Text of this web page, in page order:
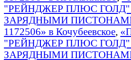
"РЕЙНДЖЕР ПЛЮС
ЗАРЯДНЫМИ
1172506» в Кочубеевское,
"РЕЙНДЖЕР ПЛЮС
ЗАРЯДНЫМИ